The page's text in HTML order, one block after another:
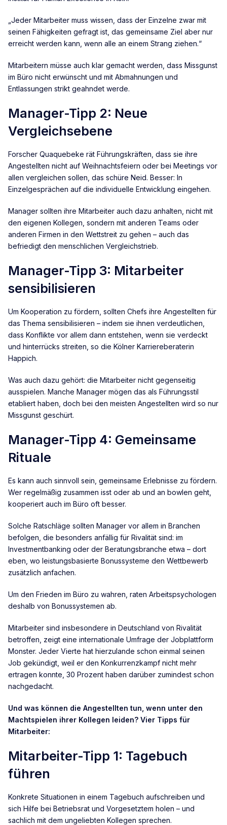
„Jeder Mitarbeiter muss wissen, dass der Einzelne zwar mit
seinen Fähigkeiten gefragt ist, das gemeinsame Ziel aber nur
erreicht werden kann, wenn alle an einem Strang ziehen.“
Mitarbeitern müsse auch klar gemacht werden, dass Missgunst
im Büro nicht erwünscht und mit Abmahnungen und
Entlassungen strikt geahndet werde.
Manager-Tipp 2: Neue
Vergleichsebene
Forscher Quaquebeke rät Führungskräften, dass sie ihre
Angestellten nicht auf Weihnachtsfeiern oder bei Meetings vor
allen vergleichen sollen, das schüre Neid. Besser: In
Einzelgesprächen auf die individuelle Entwicklung eingehen.
Manager sollten ihre Mitarbeiter auch dazu anhalten, nicht mit
den eigenen Kollegen, sondern mit anderen Teams oder
anderen Firmen in den Wettstreit zu gehen – auch das
befriedigt den menschlichen Vergleichstrieb.
Manager-Tipp 3: Mitarbeiter
sensibilisieren
Um Kooperation zu fördern, sollten Chefs ihre Angestellten für
das Thema sensibilisieren – indem sie ihnen verdeutlichen,
dass Konflikte vor allem dann entstehen, wenn sie verdeckt
und hinterrücks streiten, so die Kölner Karriereberaterin
Happich.
Was auch dazu gehört: die Mitarbeiter nicht gegenseitig
ausspielen. Manche Manager mögen das als Führungsstil
etabliert haben, doch bei den meisten Angestellten wird so nur
Missgunst geschürt.
Manager-Tipp 4: Gemeinsame
Rituale
Es kann auch sinnvoll sein, gemeinsame Erlebnisse zu fördern.
Wer regelmäßig zusammen isst oder ab und an bowlen geht,
kooperiert auch im Büro oft besser.
Solche Ratschläge sollten Manager vor allem in Branchen
befolgen, die besonders anfällig für Rivalität sind: im
Investmentbanking oder der Beratungsbranche etwa – dort
eben, wo leistungsbasierte Bonussysteme den Wettbewerb
zusätzlich anfachen.
Um den Frieden im Büro zu wahren, raten Arbeitspsychologen
deshalb von Bonussystemen ab.
Mitarbeiter sind insbesondere in Deutschland von Rivalität
betroffen, zeigt eine internationale Umfrage der Jobplattform
Monster. Jeder Vierte hat hierzulande schon einmal seinen
Job gekündigt, weil er den Konkurrenzkampf nicht mehr
ertragen konnte, 30 Prozent haben darüber zumindest schon
nachgedacht.
Und was können die Angestellten tun, wenn unter den
Machtspielen ihrer Kollegen leiden? Vier Tipps für
Mitarbeiter:
Mitarbeiter-Tipp 1: Tagebuch
führen
Konkrete Situationen in einem Tagebuch aufschreiben und
sich Hilfe bei Betriebsrat und Vorgesetztem holen – und
sachlich mit dem ungeliebten Kollegen sprechen.